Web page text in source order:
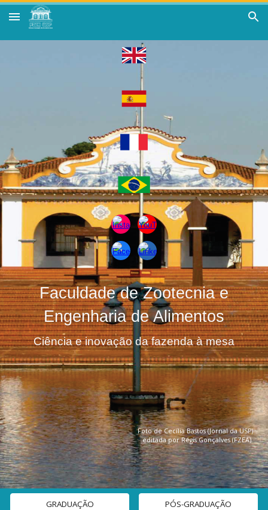
Skip to main content Skip to navigation
Faculdade de Zootecnia e
Engenharia de Alimentos
Ciência e inovação da fazenda à mesa
Foto de Cecília Bastos (Jornal da USP)
editada por Régis Gonçalves (FZEA)
GRADUAÇÃO PÓS-GRADUAÇÃO